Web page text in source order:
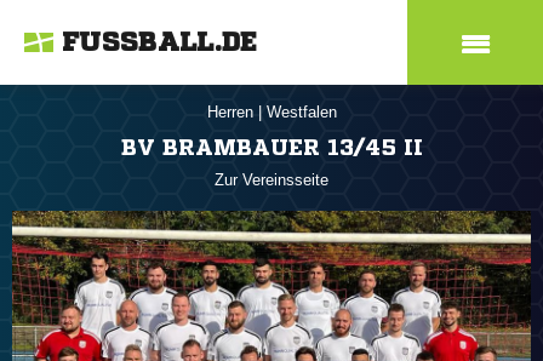
FUSSBALL.DE
Herren Westfalen
BV BRAMBAUER 13/45 II
Zur Vereinsseite